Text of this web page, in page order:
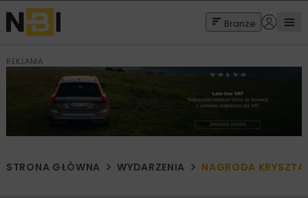
Branże
REKLAMA
STRONA GŁÓWNA WYDARZENIA NAGRODA